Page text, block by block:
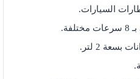
السيارات.
2 لتر.